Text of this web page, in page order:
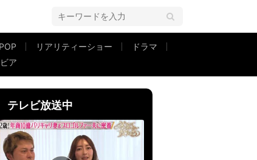
リアリティーショー
ドラマ
ア
みたいな感じ」
テレビ放送中